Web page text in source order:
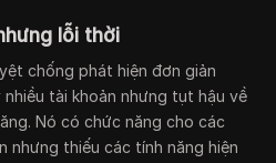
lỗi thời
chống phát hiện đơn giản
tài khoản nhưng tụt hậu về
Nó có chức năng cho các
nhưng thiếu các tính năng hiện